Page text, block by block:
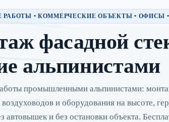
• КОММЕРЧЕСКИЕ ОБЪЕКТЫ • ОФИСЫ
фасадной
альпинистами
промышленными альпинистами:
воздуховодов и оборудования на высоте,
автовышек и без остановки объекта.